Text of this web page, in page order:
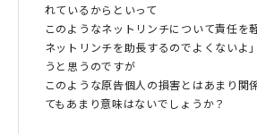
れているからといって
このようなネットリンチについて責任を
ネットリンチを助長するのでよくないよ
うと思うのですが
このような原告個人の損害とはあまり関
てもあまり意味はないでしょうか？